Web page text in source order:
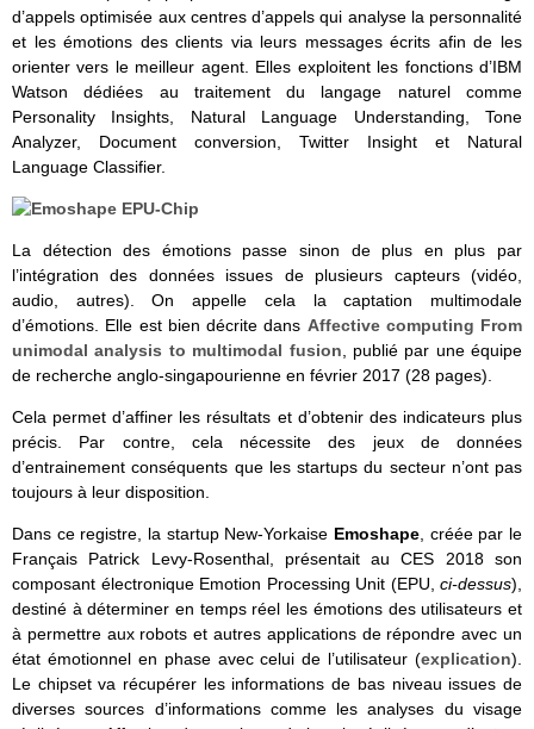
d’appels optimisée aux centres d’appels qui analyse la personnalité
et les émotions des clients via leurs messages écrits afin de les
orienter vers le meilleur agent. Elles exploitent les fonctions d’IBM
Watson dédiées au traitement du langage naturel comme
Personality Insights, Natural Language Understanding, Tone
Analyzer, Document conversion, Twitter Insight et Natural
Language Classifier.
La détection des émotions passe sinon de plus en plus par
l’intégration des données issues de plusieurs capteurs (vidéo,
audio, autres). On appelle cela la captation multimodale
d’émotions. Elle est bien décrite dans Affective computing From
unimodal analysis to multimodal fusion , publié par une équipe
de recherche anglo-singapourienne en février 2017 (28 pages).
Cela permet d’affiner les résultats et d’obtenir des indicateurs plus
précis. Par contre, cela nécessite des jeux de données
d’entrainement conséquents que les startups du secteur n’ont pas
toujours à leur disposition.
Dans ce registre, la startup New-Yorkaise Emoshape , créée par le
Français Patrick Levy-Rosenthal, présentait au CES 2018 son
composant électronique Emotion Processing Unit (EPU, ci-dessus),
destiné à déterminer en temps réel les émotions des utilisateurs et
à permettre aux robots et autres applications de répondre avec un
état émotionnel en phase avec celui de l’utilisateur (explication).
Le chipset va récupérer les informations de bas niveau issues de
diverses sources d’informations comme les analyses du visage